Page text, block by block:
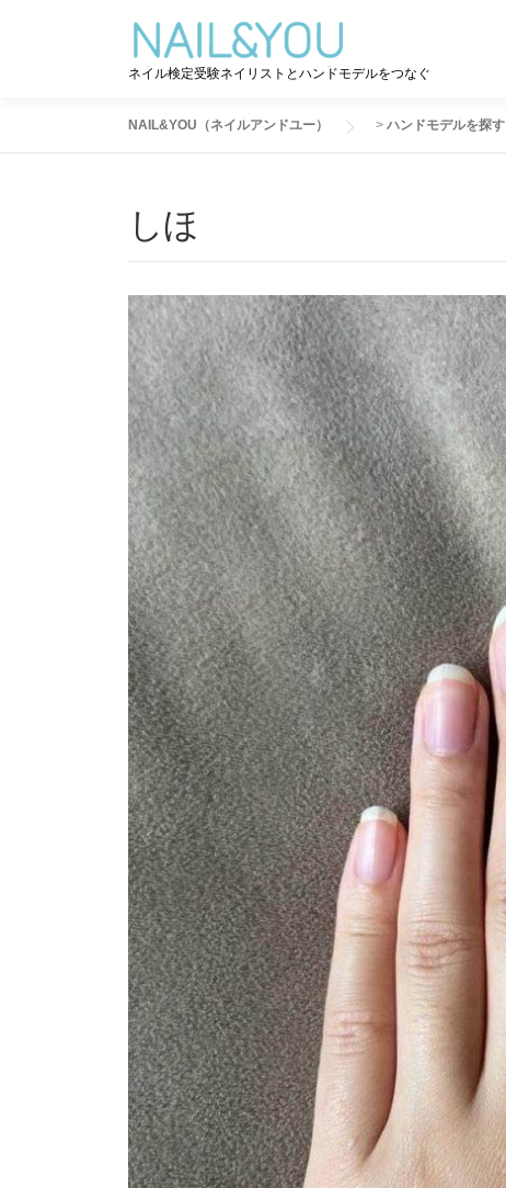
ネイル検定受験ネイリストとハンドモデルをつなぐ
NAIL&YOU（ネイルアンドユー） > ハンドモデルを探す
しほ